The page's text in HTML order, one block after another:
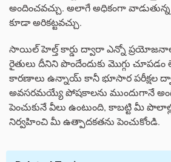
అందించవచ్చు. అలాగే అధికంగా
కూడా అరికట్టవచ్చు.
సాయిల్ హెల్త్ కార్డు ద్వారా ఎన్నో
రైతులు దీనిని పొందేందుకు మొగ్గు చూపడం
కారణాలు ఉన్నాయ్ కానీ భూసార పరీక్షల
అవసరమయ్యే పోషకాలను ముందుగానే
పెంచుకునే వీలు ఉంటుంది, కాబట్టి మీ
నిర్వహించి మీ ఉత్పాదకతను పెంచుకోండి.